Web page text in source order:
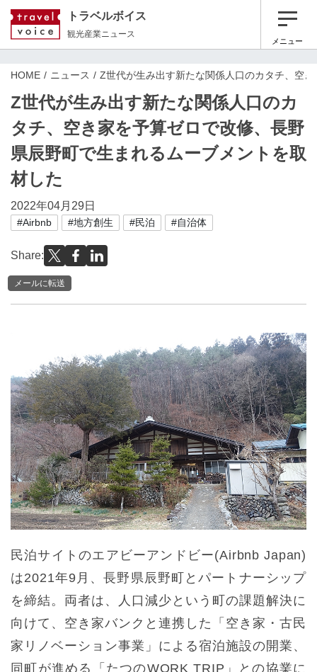
トラベルボイス
観光産業ニュース
メニュー
HOME ニュース Z世代が生み出す新たな関係人口のカタチ、空
Z世代が生み出す新たな関係人口のカ
タチ、空き家を予算ゼロで改修、長野
県辰野町で生まれるムーブメントを取
材した
2022年04月29日
#Airbnb #地方創生 #民泊 #自治体
Share:
メールに転送
民泊サイトのエアビーアンドビー(Airbnb Japan)
は2021年9月、長野県辰野町とパートナーシップ
を締結。両者は、人口減少という町の課題解決に
向けて、空き家バンクと連携した「空き家・古民
家リノベーション事業」による宿泊施設の開業、
同町が進める「たつのWORK TRIP」との協業に